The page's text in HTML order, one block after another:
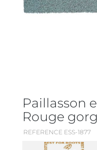
Paillasson
Rouge
REFERENCE ESS-1877